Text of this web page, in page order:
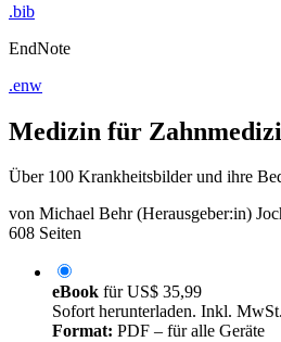
.bib
EndNote
.enw
Medizin für
Über 100 Krankheitsbilder und ihre
von Michael Behr (Herausgeber:in)
608 Seiten
eBook fürUS$ 35,99
Sofort herunterladen. Inkl. MwSt.
Format: PDF – für alle Geräte